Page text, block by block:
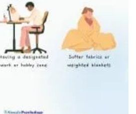
с шумоподавлением на
людей